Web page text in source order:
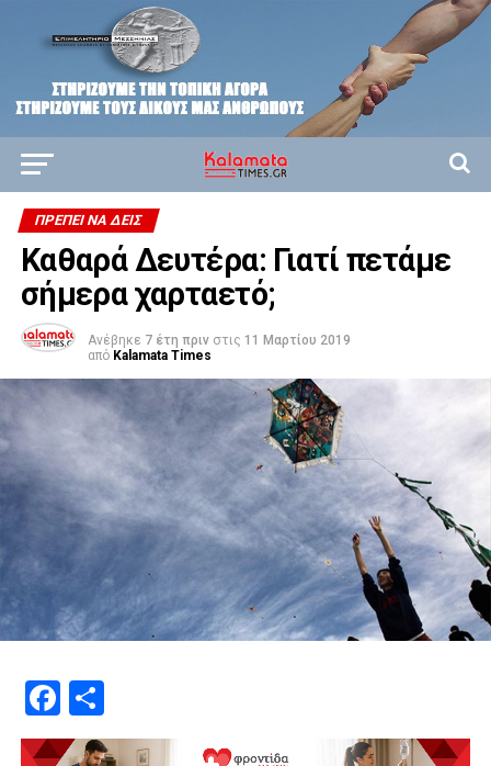
ΠΡΈΠΕΙ ΝΑ ΔΕΙΣ
Καθαρά Δευτέρα: Γιατί πετάμε
σήμερα χαρταετό;
Ανέβηκε 7 έτη πριν στις 11 Μαρτίου 2019
από Kalamata Times
Facebook
Μοιραστείτε